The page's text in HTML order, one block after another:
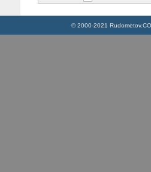
© 2000-2021